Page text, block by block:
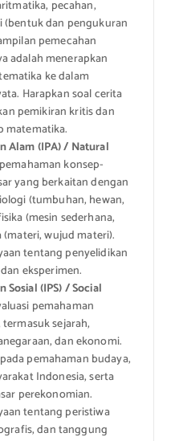
pecahan,
(bentuk dan pengukuran
pemecahan
adalah menerapkan
ke dalam
Harapkan soal cerita
pemikiran kritis dan
matematika.
Alam (IPA) / Natural
konsep-
yang berkaitan dengan
(tumbuhan, hewan,
(mesin sederhana,
wujud materi).
tentang penyelidikan
eksperimen.
Sosial (IPS) / Social
pemahaman
termasuk sejarah,
dan ekonomi.
pemahaman budaya,
Indonesia, serta
perekonomian.
tentang peristiwa
dan tanggung